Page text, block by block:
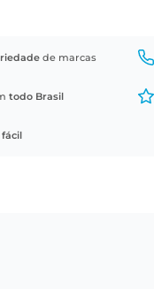
de marcas
todo Brasil
fácil